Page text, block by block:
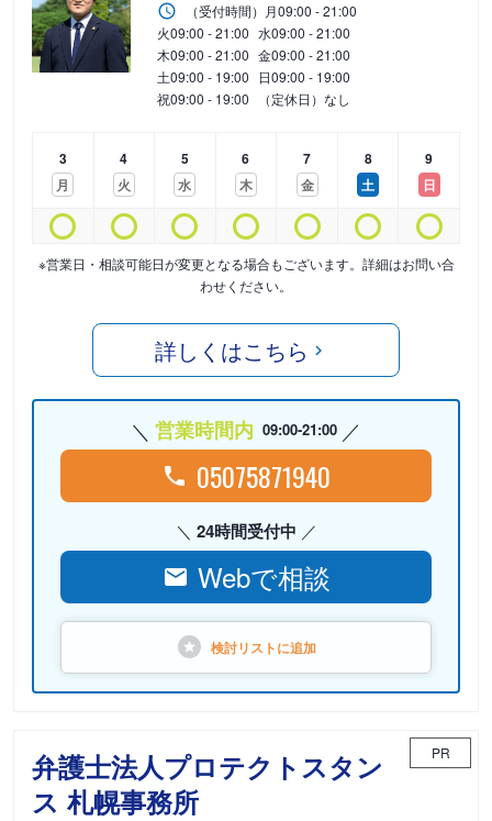
（受付時間） 月09:00 - 21:00
火09:00 - 21:00 水09:00 - 21:00
木09:00 - 21:00 金09:00 - 21:00
土09:00 - 19:00 日09:00 - 19:00
祝09:00 - 19:00 （定休日）なし
3
月
4
火
5
水
6
木
7
金
8
土
9
日
※営業日・相談可能日が変更となる場合もございます。詳細はお問い合
わせください。
詳しくはこちら
営業時間内 09:00-21:00
05075871940
24時間受付中
Webで相談
検討リストに追加
弁護士法人プロテクトスタン
ス 札幌事務所
PR